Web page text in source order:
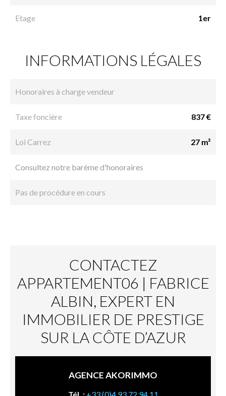
Etage 1er
INFORMATIONS LÉGALES
Honoraires à charge vendeur
Taxe foncière 837 €
Loi Carrez 27 m²
Consultez notre barème d'honoraires
Pas de procédure en cours
CONTACTEZ
APPARTEMENT06 | FABRICE
ALBIN, EXPERT EN
IMMOBILIER DE PRESTIGE
SUR LA CÔTE D’AZUR
AGENCE AKORIMMO